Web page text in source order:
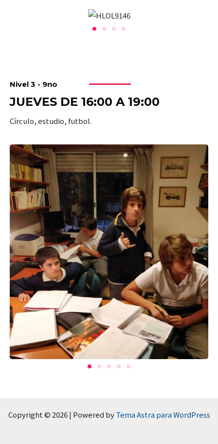
Nivel 3 - 9no
JUEVES DE 16:00 A 19:00
Círculo, estudio, futbol.
Copyright © 2026 | Powered byTema Astra para WordPress